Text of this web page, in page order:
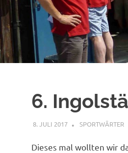
6.
8. JULI 2017 SPORTWÄRTER
Dieses mal wollten wir